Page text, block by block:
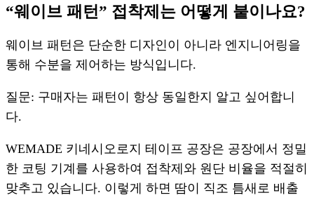
“웨이브 패턴” 접착제는 어떻게 붙이나요?
웨이브 패턴은 단순한 디자인이 아니라 엔지니어링을
통해 수분을 제어하는 방식입니다.
질문: 구매자는 패턴이 항상 동일한지 알고 싶어합니
다.
WEMADE 키네시오로지 테이프 공장은 공장에서 정밀
한 코팅 기계를 사용하여 접착제와 원단 비율을 적절히
맞추고 있습니다. 이렇게 하면 땀이 직조 틈새로 배출